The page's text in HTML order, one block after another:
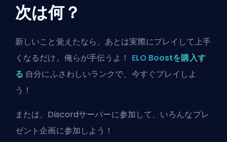
次は何？
新しいこと覚えたなら、あとは実際にプレイして上手
くなるだけ。俺らが手伝うよ！ ELO Boostを購入す
る 自分にふさわしいランクで、今すぐプレイしよ
う！
または、 Discordサーバーに参加して、いろんなプレ
ゼント企画に参加しよう！